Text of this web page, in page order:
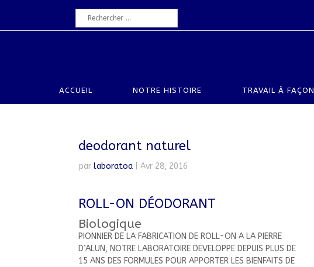
ACCUEIL NOTRE HISTOIRE TRAVAIL À FAÇON
deodorant naturel
parlaboratoa |Avr 28, 2016
ROLL-ON DÉODORANT
Biologique
PIONNIER DE LA FABRICATION DE ROLL-ON A LA PIERRE
D’ALUN, NOTRE LABORATOIRE DEVELOPPE DEPUIS PLUS DE
15 ANS DES FORMULES POUR APPORTER LES BIENFAITS DE